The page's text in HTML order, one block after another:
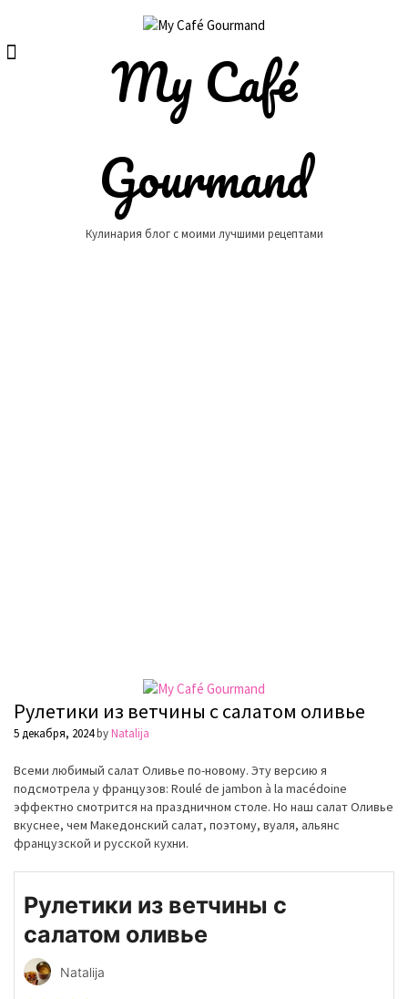
content
My Café
Gourmand
Кулинария блог с моими лучшими рецептами
Рулетики из ветчины с салатом оливье
5 декабря, 2024byNatalija
Всеми любимый салат Оливье по-новому. Эту версию я
подсмотрела у французов: Roulé de jambon à la macédoine
эффектно смотрится на праздничном столе. Но наш салат Оливье
вкуснее, чем Македонский салат, поэтому, вуаля, альянс
французской и русской кухни.
Рулетики из ветчины с
салатом оливье
Natalija